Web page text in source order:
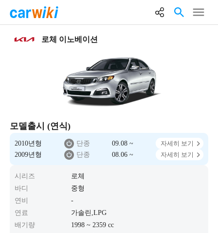
로체 이노베이션
모델출시 (연식)
2010년형 단종 09.08 ~
자세히 보기
2009년형
단종 08.06 ~ 자세히 보기
시리즈
로체
바디
중형
연비
-
연료
가솔린,LPG
배기량
1998 ~ 2359 cc